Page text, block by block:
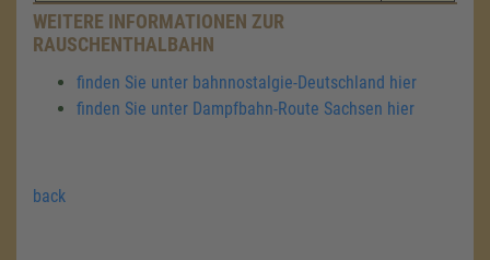
WEITERE INFORMATIONEN ZUR
RAUSCHENTHALBAHN
finden Sie unter bahnnostalgie-Deutschland hier
finden Sie unter Dampfbahn-Route Sachsen hier
back